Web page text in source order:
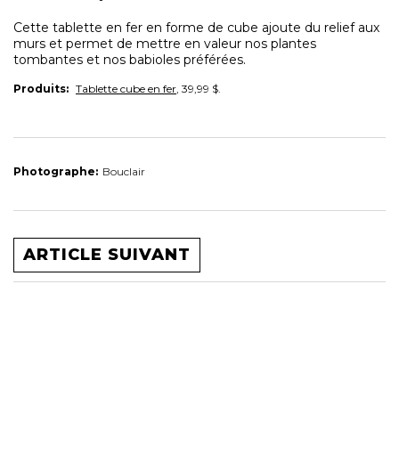
Cette tablette en fer en forme de cube ajoute du relief aux
murs et permet de mettre en valeur nos plantes
tombantes et nos babioles préférées.
Produits: Tablette cube en fer, 39,99 $.
Photographe: Bouclair
ARTICLE SUIVANT